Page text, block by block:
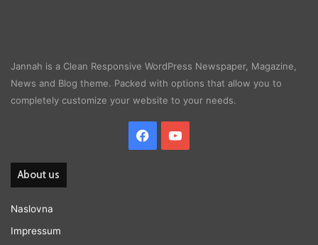
Jannah is a Clean Responsive WordPress Newspaper, Magazine,
News and Blog theme. Packed with options that allow you to
completely customize your website to your needs.
FacebookYouTube
About us
Naslovna
Impressum